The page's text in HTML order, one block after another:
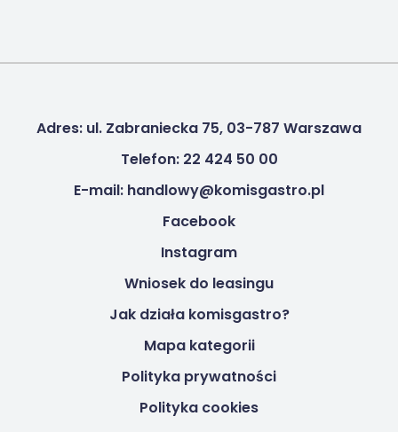
Adres: ul. Zabraniecka 75, 03-787 Warszawa
Telefon: 22 424 50 00
E-mail: handlowy@komisgastro.pl
Facebook
Instagram
Wniosek do leasingu
Jak działa komisgastro?
Mapa kategorii
Polityka prywatności
Polityka cookies